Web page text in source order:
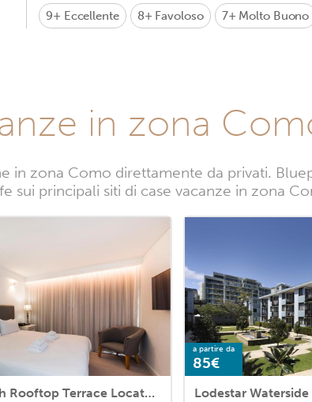
9+ Eccellente 8+ Favoloso 7+ Molto Buono
in zona
in zona Como direttamente da privati.
sui principali siti di case vacanze in zona
Modern Room with Rooftop Terrace Located Centrally
a partire da
85€
Lodestar